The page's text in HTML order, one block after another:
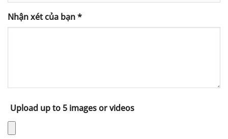
Nhận xét của bạn*
Upload up to 5 images or videos